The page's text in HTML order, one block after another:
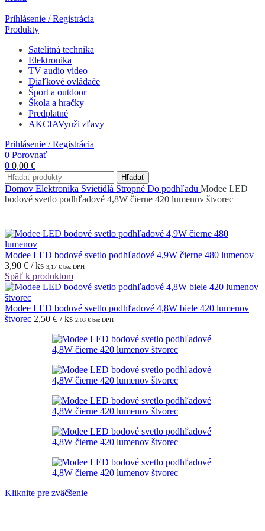
Prihlásenie / Registrácia
Produkty
Satelitná technika
Elektronika
TV audio video
Diaľkové ovládače
Šport a outdoor
Škola a hračky
Predplatné
AKCIAVyuži zľavy
Prihlásenie / Registrácia
0 Porovnať
0 0,00 €
Hľadať
Domov Elektronika Svietidlá Stropné Do podhľadu Modee LED
bodové svetlo podhľadové 4,8W čierne 420 lumenov štvorec
Modee LED bodové svetlo podhľadové 4,9W čierne 480 lumenov
3,90 € / ks 3,17 € bez DPH
Späť k produktom
Modee LED bodové svetlo podhľadové 4,8W biele 420 lumenov
štvorec 2,50 € / ks 2,03 € bez DPH
Kliknite pre zväčšenie